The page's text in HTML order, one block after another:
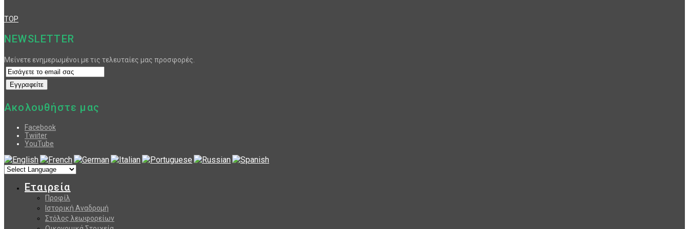
TOP
NEWSLETTER
Μείνετε ενημερωμένοι με τις τελευταίες μας προσφορές.
Ακολουθήστε μας
Facebook
Twiiter
YouTube
Εταιρεία
Προφίλ
Ιστορική Αναδρομή
Στόλος λεωφορείων